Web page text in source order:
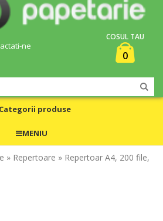
ne
COSUL TAU
0
Categorii produse
MENIU
» Repertoare » Repertoar A4, 200 file,